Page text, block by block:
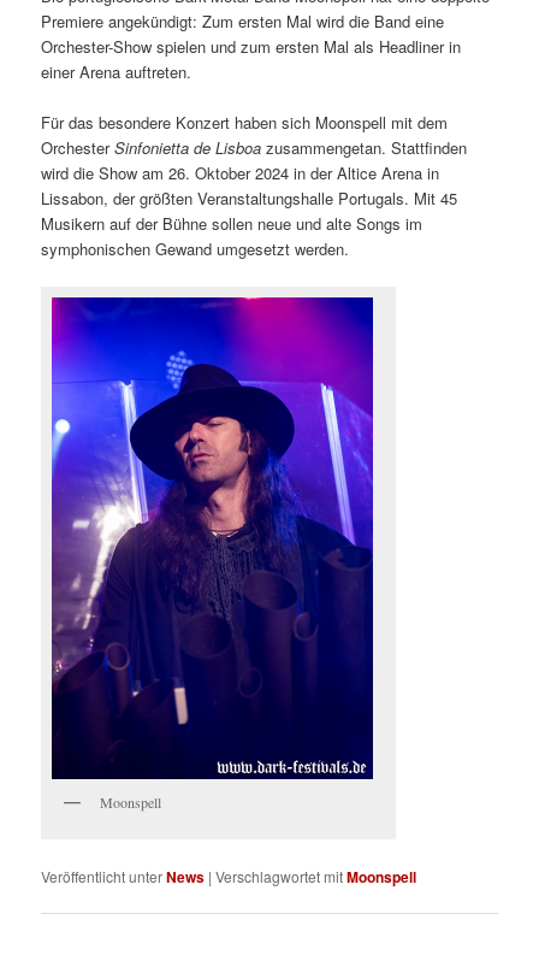
Premiere angekündigt: Zum ersten Mal wird die Band eine
Orchester-Show spielen und zum ersten Mal als Headliner in
einer Arena auftreten.
Für das besondere Konzert haben sich Moonspell mit dem
OrchesterSinfonietta de Lisboa zusammengetan. Stattfinden
wird die Show am 26. Oktober 2024 in der Altice Arena in
Lissabon, der größten Veranstaltungshalle Portugals. Mit 45
Musikern auf der Bühne sollen neue und alte Songs im
symphonischen Gewand umgesetzt werden.
Moonspell
Veröffentlicht unterNews |Verschlagwortet mitMoonspell